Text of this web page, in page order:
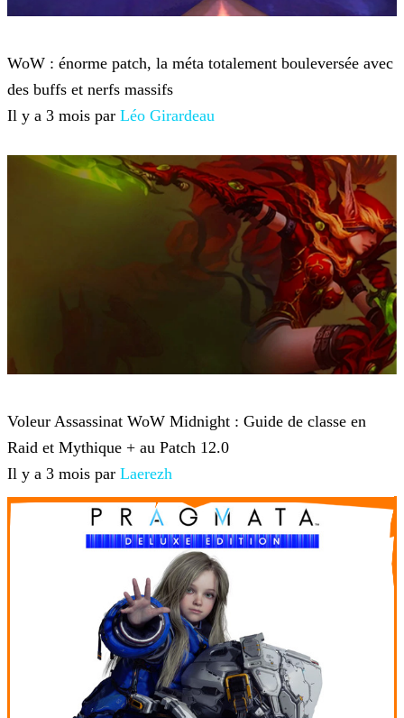
WoW : énorme patch, la méta totalement bouleversée avec
des buffs et nerfs massifs
Il y a 3 mois par Léo Girardeau
Voleur Assassinat WoW Midnight : Guide de classe en
Raid et Mythique + au Patch 12.0
Il y a 3 mois par Laerezh